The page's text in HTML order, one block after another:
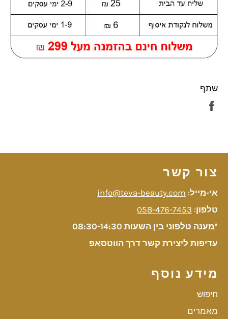
שתף
צור קשר
אי-מייל:
info@teva-beauty.com
טלפון:
058-476-7453
*מענה טלפוני בין השעות 08:30-14:30
עדיפות ליצירת קשר דרך הווטסאפ
מידע נוסף
חיפוש
מאמרים